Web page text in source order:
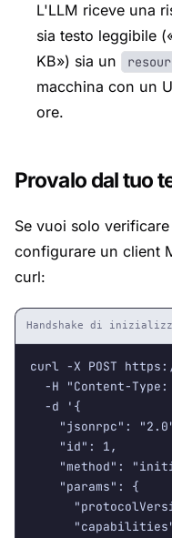
L'LLM riceve una
sia testo leggibile
KB») sia un
macchina con un
ore.
Provalo dal tuo
Se vuoi solo
configurare un client
curl:
Handshake di
curl -X POST
-H "Content-
  -d '{
"jsonrpc":
    "id": 1,
"method":
    "params": {